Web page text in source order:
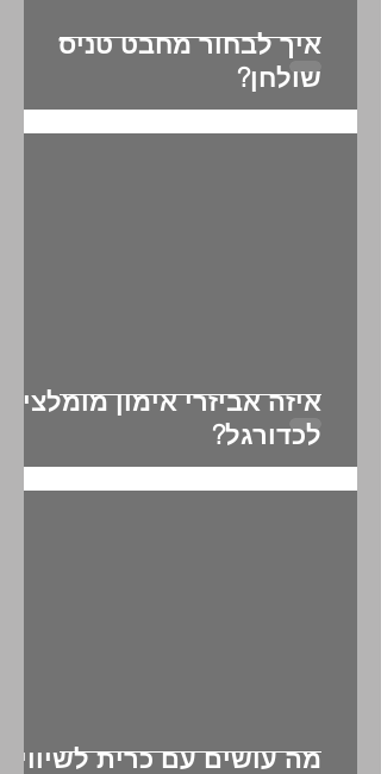
איך לבחור מחבט טניס
שולחן?
איזה אביזרי אימון מומלצים
לכדורגל?